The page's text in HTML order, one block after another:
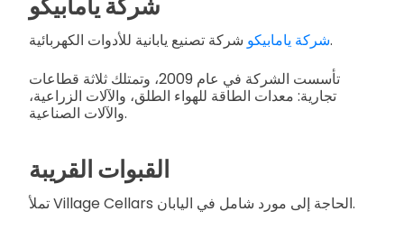
شركة يامابيكوشركة تصنيع يابانية للأدوات الكهربائية.
تأسست الشركة في عام 2009، وتمتلك ثلاثة قطاعات
تجارية: معدات الطاقة للهواء الطلق، والآلات الزراعية،
والآلات الصناعية.
القبوات القريبة
تملأ Village Cellars الحاجة إلى مورد شامل في اليابان.